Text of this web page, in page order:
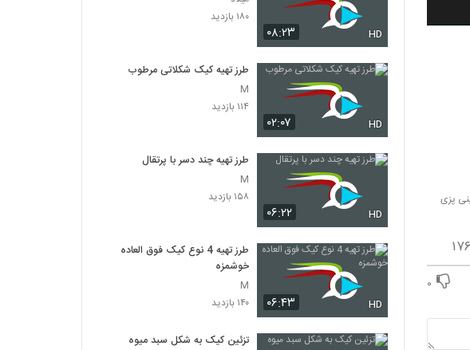
پزی
۰
۰۸:۲۳ HD
۱۸۰ بازدید
۰۲:۰۷ HD
طرز تهیه کیک شکلاتی مرطوب
M
۱۱۴ بازدید
۰۶:۲۲ HD
طرز تهیه چند دسر با پرتقال
M
۱۵۸ بازدید
۰۶:۴۳ HD
طرز تهیه 4 نوع کیک فوق العاده
خوشمزه
M
۱۴۰ بازدید
تزئین کیک به شکل سبد میوه